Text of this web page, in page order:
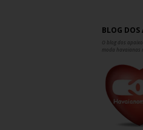
BLOG
O blog dos
moda havaianas